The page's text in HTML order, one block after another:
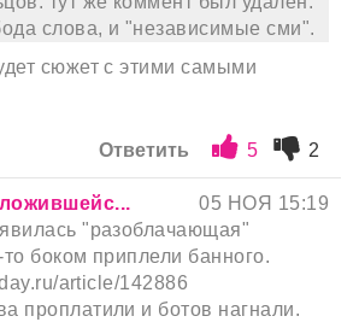
слова, и "независимые сми".
сюжет с этими самыми
Ответить 5 2
05 НОЯ 15:19
"разоблачающая"
то боком приплели банного.
article/142886
проплатили и ботов нагнали.